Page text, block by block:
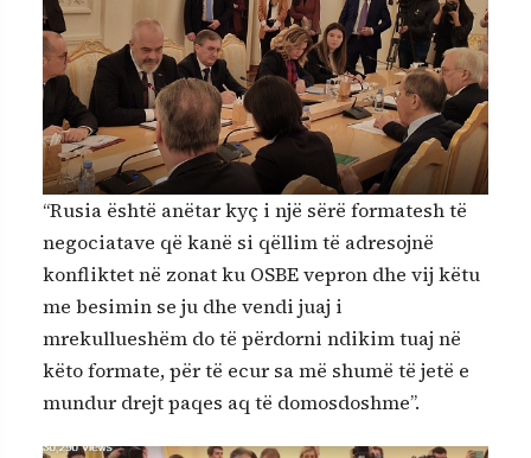
“Rusia është anëtar kyç i një sërë formatesh të
negociatave që kanë si qëllim të adresojnë
konfliktet në zonat ku OSBE vepron dhe vij këtu
me besimin se ju dhe vendi juaj i
mrekullueshëm do të përdorni ndikim tuaj në
këto formate, për të ecur sa më shumë të jetë e
mundur drejt paqes aq të domosdoshme”.